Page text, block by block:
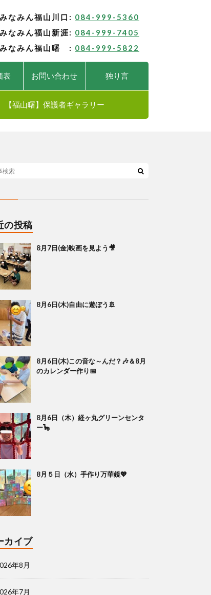
みなみん福山川口: 084-999-5360
みなみん福山新涯: 084-999-7405
みなみん福山曙 : 084-999-5822
表 お問い合わせ 独り言
【福山曙】保護者ギャラリー
の投稿
8月7日(金)映画を見よう🎥
8月6日(木)自由に遊ぼう🚢
8月6日(木)この音な～んだ？🎶＆8月
のカレンダー作り📅
8月6日（木）経ヶ丸グリーンセンタ
ー🦕
8月５日（水）手作り万華鏡💖
カイブ
年8月
年7月